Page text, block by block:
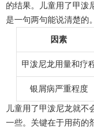
的结果。儿童用了甲泼
是一句两句能说清楚的。
因素
甲泼尼龙用量和疗
银屑病严重程度
儿童用了甲泼尼龙就不
一些。关键在于用药的